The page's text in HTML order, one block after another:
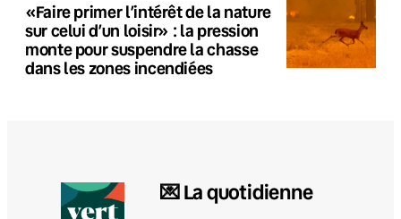
«Faire primer l’intérêt de la nature
sur celui d’un loisir» : la pression
monte pour suspendre la chasse
dans les zones incendiées
💌 La quotidienne